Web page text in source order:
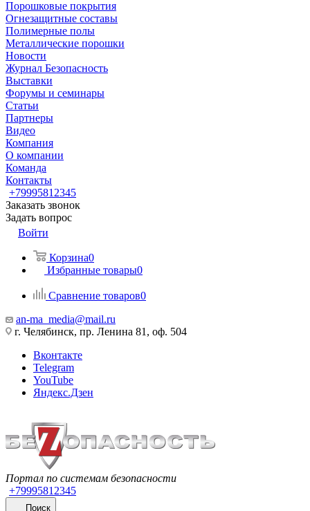
Порошковые покрытия
Огнезащитные составы
Полимерные полы
Металлические порошки
Новости
Журнал Безопасность
Выставки
Форумы и семинары
Статьи
Партнеры
Видео
Компания
О компании
Команда
Контакты
+79995812345
Заказать звонок
Задать вопрос
Войти
Корзина0
Избранные товары0
Сравнение товаров0
an-ma_media@mail.ru
г. Челябинск, пр. Ленина 81, оф. 504
Вконтакте
Telegram
YouTube
Яндекс.Дзен
Портал по системам безопасности
+79995812345
Поиск